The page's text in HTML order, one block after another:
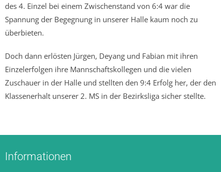
des 4. Einzel bei einem Zwischenstand von 6:4 war die
Spannung der Begegnung in unserer Halle kaum noch zu
überbieten.
Doch dann erlösten Jürgen, Deyang und Fabian mit ihren
Einzelerfolgen ihre Mannschaftskollegen und die vielen
Zuschauer in der Halle und stellten den 9:4 Erfolg her, der den
Klassenerhalt unserer 2. MS in der Bezirksliga sicher stellte.
Informationen